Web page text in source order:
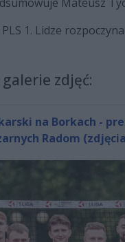
1. Lidze
zdjęć:
na Borkach -
Radom